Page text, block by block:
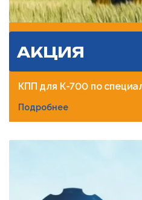
АКЦИЯ
КПП для К-700 по
Подробнее